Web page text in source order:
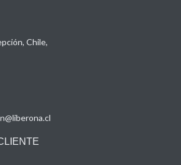
Chile,